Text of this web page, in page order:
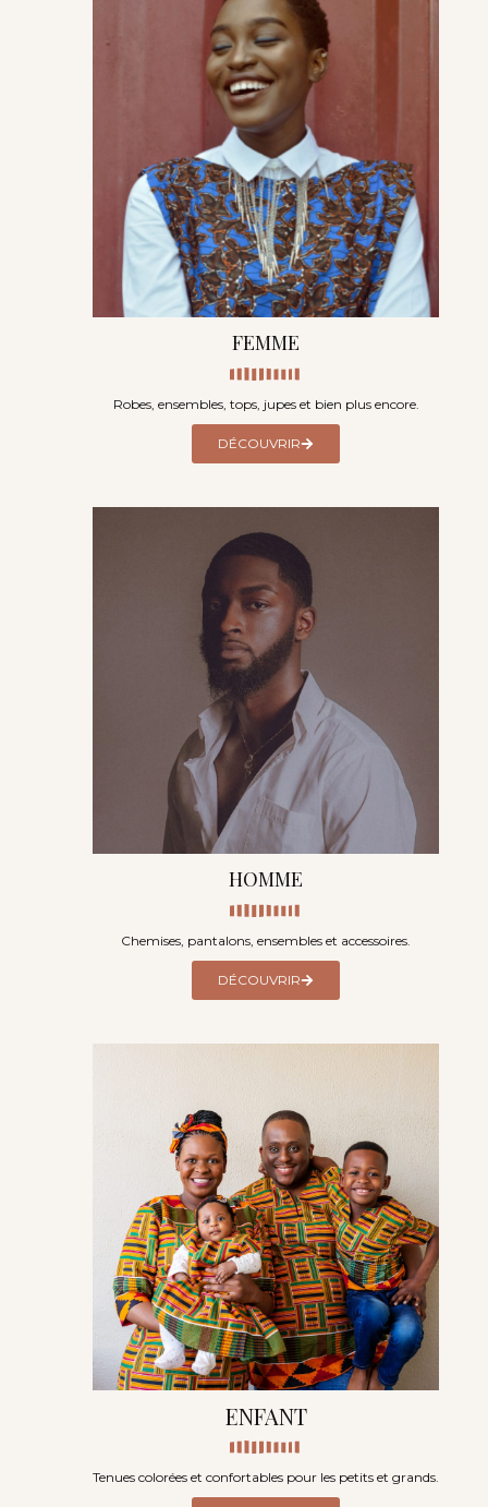
FEMME
Robes, ensembles, tops, jupes et bien plus encore.
DÉCOUVRIR
HOMME
Chemises, pantalons, ensembles et accessoires.
DÉCOUVRIR
ENFANT
Tenues colorées et confortables pour les petits et grands.